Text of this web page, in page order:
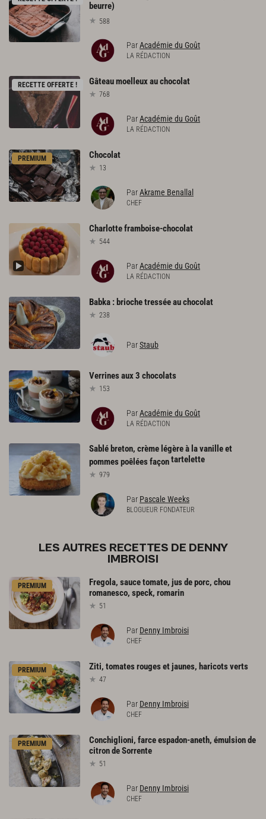
beurre)
588
ParAcadémie du Goût
LA RÉDACTION
RECETTE OFFERTE ! Gâteaumoelleuxauchocolat
768
ParAcadémie du Goût
LA RÉDACTION
PREMIUM Chocolat
13
ParAkrame Benallal
CHEF
Charlotteframboise-chocolat
544
ParAcadémie du Goût
LA RÉDACTION
Babka : briochetresséeauchocolat
238
ParStaub
Verrinesaux3 chocolats
153
ParAcadémie du Goût
LA RÉDACTION
Sablé breton, crème légère à la vanille et
pommes poêlées façontartelette
979
Par Pascale Weeks
BLOGUEUR FONDATEUR
LES AUTRES RECETTES DE DENNY
IMBROISI
PREMIUM Fregola, saucetomate, jusdeporc, chou
romanesco, speck, romarin
51
Par Denny Imbroisi
CHEF
PREMIUM Ziti, tomatesrougesetjaunes, haricotsverts
47
Par Denny Imbroisi
CHEF
PREMIUM Conchiglioni, farceespadon-aneth, émulsionde
citrondeSorrente
51
Par Denny Imbroisi
CHEF